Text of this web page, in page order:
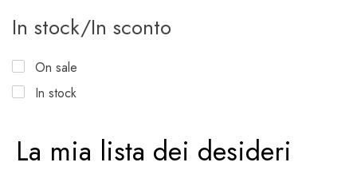
In stock/In sconto
On sale
In stock
La mia lista dei desideri